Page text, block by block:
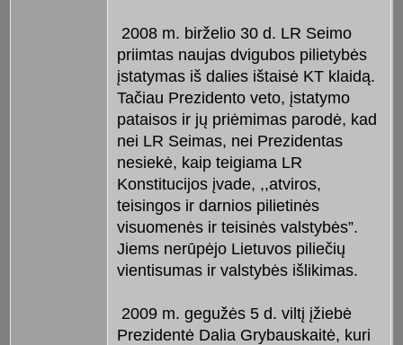
2008 m. birželio 30 d. LR Seimo
priimtas naujas dvigubos pilietybės
įstatymas iš dalies ištaisė KT klaidą.
Tačiau Prezidento veto, įstatymo
pataisos ir jų priėmimas parodė, kad
nei LR Seimas, nei Prezidentas
nesiekė, kaip teigiama LR
Konstitucijos įvade, ,,atviros,
teisingos ir darnios pilietinės
visuomenės ir teisinės valstybės”.
Jiems nerūpėjo Lietuvos piliečių
vientisumas ir valstybės išlikimas.
2009 m. gegužės 5 d. viltį įžiebė
Prezidentė Dalia Grybauskaitė, kuri